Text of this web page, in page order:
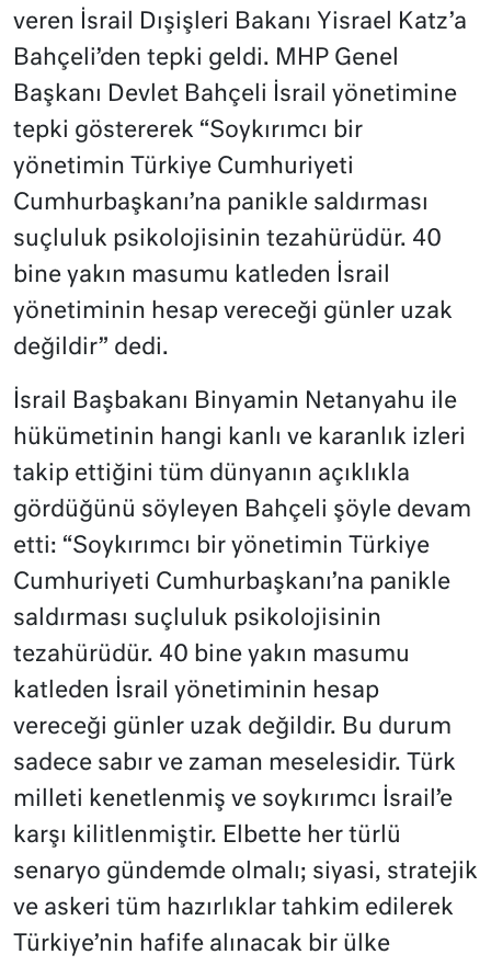
veren İsrail Dışişleri Bakanı Yisrael Katz’a
Bahçeli’den tepki geldi. MHP Genel
Başkanı Devlet Bahçeli İsrail yönetimine
tepki göstererek “Soykırımcı bir
yönetimin Türkiye Cumhuriyeti
Cumhurbaşkanı’na panikle saldırması
suçluluk psikolojisinin tezahürüdür. 40
bine yakın masumu katleden İsrail
yönetiminin hesap vereceği günler uzak
değildir” dedi.
İsrail Başbakanı Binyamin Netanyahu ile
hükümetinin hangi kanlı ve karanlık izleri
takip ettiğini tüm dünyanın açıklıkla
gördüğünü söyleyen Bahçeli şöyle devam
etti: “Soykırımcı bir yönetimin Türkiye
Cumhuriyeti Cumhurbaşkanı’na panikle
saldırması suçluluk psikolojisinin
tezahürüdür. 40 bine yakın masumu
katleden İsrail yönetiminin hesap
vereceği günler uzak değildir. Bu durum
sadece sabır ve zaman meselesidir. Türk
milleti kenetlenmiş ve soykırımcı İsrail’e
karşı kilitlenmiştir. Elbette her türlü
senaryo gündemde olmalı; siyasi, stratejik
ve askeri tüm hazırlıklar tahkim edilerek
Türkiye’nin hafife alınacak bir ülke